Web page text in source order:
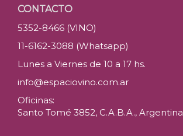
CONTACTO
5352-8466 (VINO)
11-6162-3088 (Whatsapp)
Lunes a Viernes de 10 a 17 hs.
info@espaciovino.com.ar
Oficinas:
Santo Tomé 3852, C.A.B.A., Argentina